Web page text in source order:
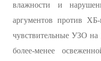
влажности и
аргументов против
чувствительные УЗО на
более-менее